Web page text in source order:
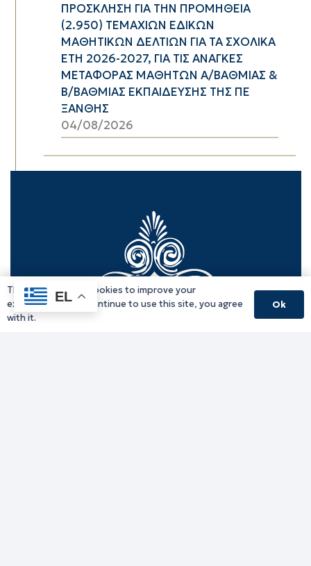
ΠΡΟΣΚΛΗΣΗ ΓΙΑ ΤΗΝ ΠΡΟΜΗΘΕΙΑ
(2.950) ΤΕΜΑΧΙΩΝ ΕΔΙΚΩΝ
ΜΑΘΗΤΙΚΩΝ ΔΕΛΤΙΩΝ ΓΙΑ ΤΑ ΣΧΟΛΙΚΑ
ΕΤΗ 2026-2027, ΓΙΑ ΤΙΣ ΑΝΑΓΚΕΣ
ΜΕΤΑΦΟΡΑΣ ΜΑΘΗΤΩΝ Α/ΒΑΘΜΙΑΣ &
Β/ΒΑΘΜΙΑΣ ΕΚΠΑΙΔΕΥΣΗΣ ΤΗΣ ΠΕ
ΞΑΝΘΗΣ
04/08/2026
EL
This website uses cookies to improve your
experience. If you continue to use this site, you agree
with it.
Ok